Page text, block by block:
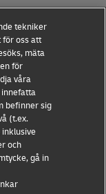
tekniker
för oss att
mäta
för
våra
befinner sig
(t.ex.
och
gå in